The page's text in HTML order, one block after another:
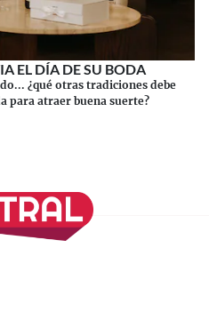
EL DÍA DE SU BODA
¿qué otras tradiciones debe
para atraer buena suerte?